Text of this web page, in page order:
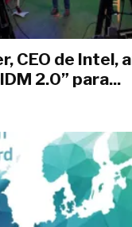
CEO de Intel,
2.0” para...